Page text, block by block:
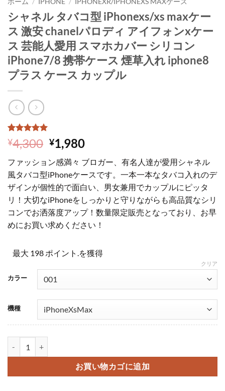
シャネル タバコ型 iPhonexs/xs maxケー
ス 激安 chanelパロディ アイフォンxケー
ス 芸能人愛用 スマホカバー シリコン
iPhone7/8 携帯ケース 煙草入れ iphone8
プラス ケース カップル
2
件の利用者
評価に基づ
価のうち、
5点
¥4,300 元
の
価
格
は
¥4,300
で
し
¥1,980現
在
の
価
格
は
¥1,980
で
ファッション感満々 ブロガー、有名人達が愛用シャネル
風タバコ型iPhoneケースです。一本一本なタバコ入れのデ
ザインが個性的で面白い、男女兼用でカップルにピッタ
リ！大切なiPhoneをしっかりと守りながらも高品質なシリ
コンでお洒落度アップ！数量限定販売となっており、お早
めにお買い求めください！
最大 198 ポイント.を獲得
カラー
機種
クリア
お買い物カゴに追加